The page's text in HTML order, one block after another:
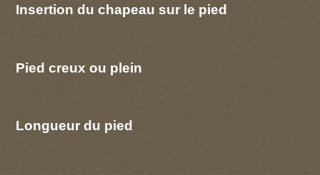
Insertion du chapeau sur le pied
Pied creux ou plein
Longueur du pied